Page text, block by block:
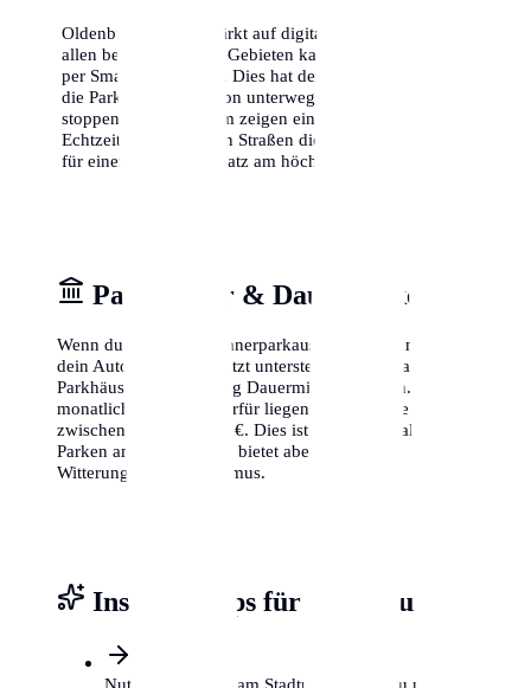
Oldenburg setzt verstärkt auf digitale Lösungen. In fast
allen bewirtschafteten Gebieten kannst du dein Ticket
per Smartphone lösen. Dies hat den Vorteil, dass du
die Parkzeit flexibel von unterwegs verlängern oder
stoppen kannst. Zudem zeigen einige Apps bereits in
Echtzeit an, in welchen Straßen die Wahrscheinlichkeit
für einen freien Parkplatz am höchsten ist.
Parkhäuser & Dauerparken
Wenn du keinen Bewohnerparkausweis bekommst oder
dein Auto lieber geschützt unterstellst, bieten zahlreiche
Parkhäuser in Oldenburg Dauermietverträge an. Die
monatlichen Kosten hierfür liegen je nach Lage
zwischen 80 € und 200 €. Dies ist zwar teurer als das
Parken am Straßenrand, bietet aber Schutz vor
Witterung und Vandalismus.
Insider-Tipps für Oldenburg